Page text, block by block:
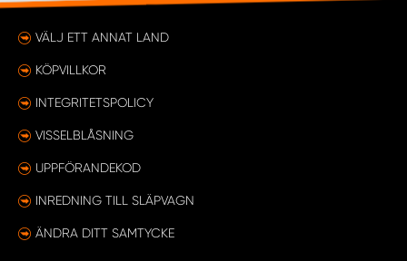
VÄLJ ETT ANNAT LAND
KÖPVILLKOR
INTEGRITETSPOLICY
VISSELBLÅSNING
UPPFÖRANDEKOD
INREDNING TILL SLÄPVAGN
ÄNDRA DITT SAMTYCKE